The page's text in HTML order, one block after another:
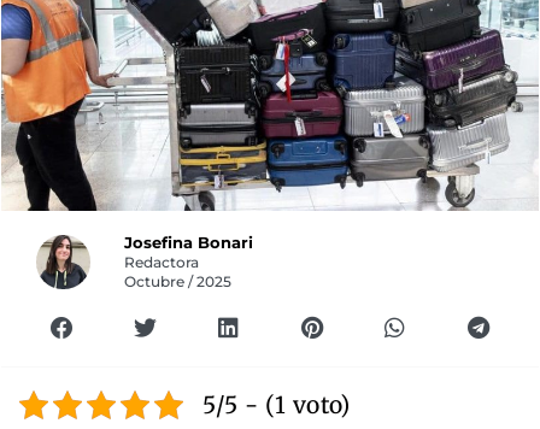
Josefina Bonari
Redactora
Octubre / 2025
5/5 - (1 voto)